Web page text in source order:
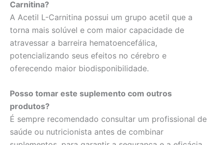
Carnitina?
A Acetil L-Carnitina possui um grupo acetil que a
torna mais solúvel e com maior capacidade de
atravessar a barreira hematoencefálica,
potencializando seus efeitos no cérebro e
oferecendo maior biodisponibilidade.
Posso tomar este suplemento com outros
produtos?
É sempre recomendado consultar um profissional de
saúde ou nutricionista antes de combinar